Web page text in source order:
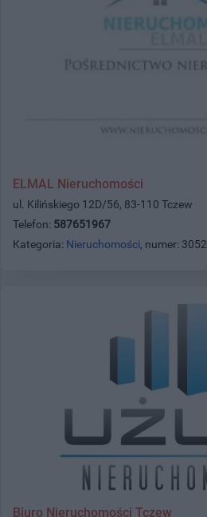
ELMAL Nieruchomości
ul. Kilińskiego 12D/56, 83-110 Tczew
Telefon: 587651967
Kategoria: Nieruchomości, numer: 3052
Biuro Nieruchomości Tczew